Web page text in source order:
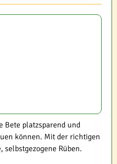
Bete platzsparend und
können. Mit der richtigen
Rüben.